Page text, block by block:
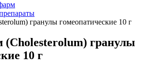
гранулы гомеопатические 10 г
(Cholesterolum) гранулы
10 г